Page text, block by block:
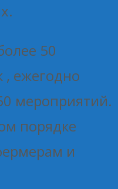
50
, ежегодно
мероприятий.
порядке
и